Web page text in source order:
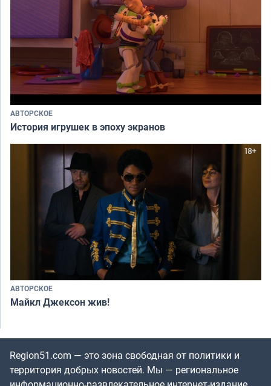
АВТОРСКОЕ
История игрушек в эпоху экранов
АВТОРСКОЕ
Майкл Джексон жив!
Region51.com — это зона свободная от политики и
территория добрых новостей. Мы — региональное